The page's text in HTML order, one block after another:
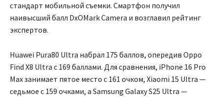
стандарт мобильной съемки. Смартфон получил
наивысший балл DxOMark Camera и возглавил рейтинг
экспертов.
Huawei Pura80 Ultra набрал 175 баллов, опередив Oppo
Find X8 Ultra с 169 баллами. Для сравнения, iPhone 16 Pro
Max занимает пятое место с 161 очком, Xiaomi 15 Ultra —
седьмое с 159 очками, а Samsung Galaxy S25 Ultra —